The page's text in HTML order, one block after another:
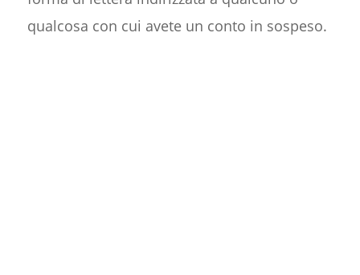
qualcosa con cui avete un conto in sospeso.